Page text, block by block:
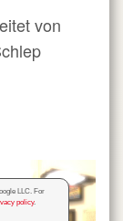
von
LLC. For
policy.